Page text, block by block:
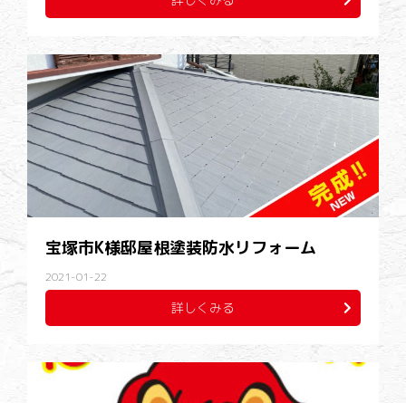
宝塚市K様邸屋根塗装防水リフォーム
2021-01-22
詳しくみる